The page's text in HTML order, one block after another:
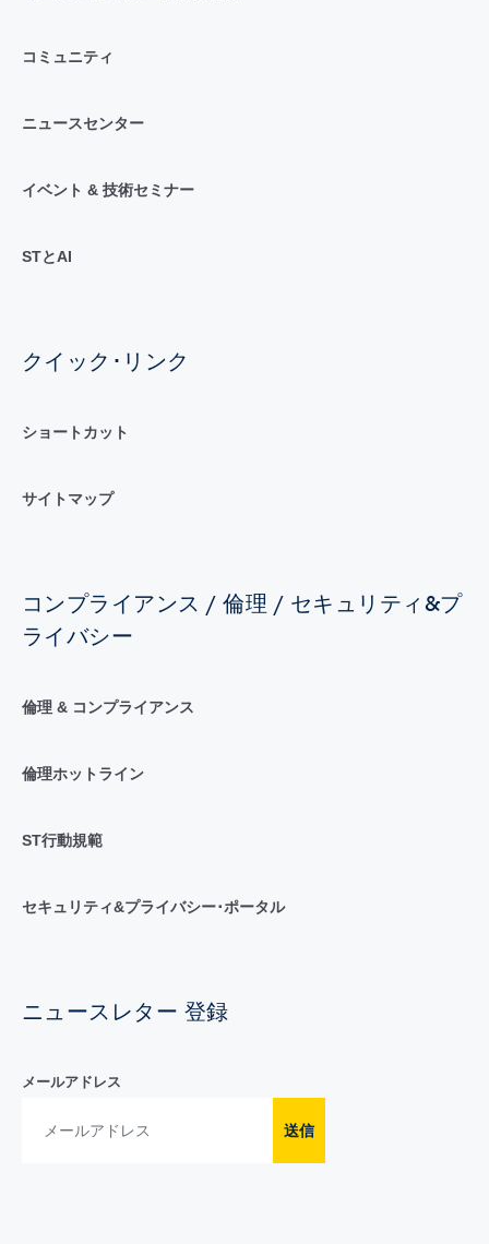
コミュニティ
ニュースセンター
イベント & 技術セミナー
STとAI
クイック･リンク
ショートカット
サイトマップ
コンプライアンス / 倫理 / セキュリティ&プ
ライバシー
倫理 & コンプライアンス
倫理ホットライン
ST行動規範
セキュリティ&プライバシー･ポータル
ニュースレター 登録
メールアドレス
送信